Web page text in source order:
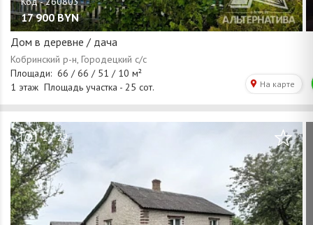
17 900 BYN
Дом в деревне / дача
1/22